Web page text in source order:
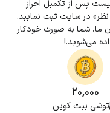
پس از تکمیل احراز
نظر» در سایت ثبت نمایید.
ما، شما به صورت خودکار
می‌شوید.!
۲۰,۰۰۰
بیت کوین